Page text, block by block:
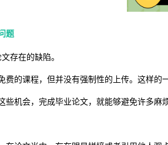
题
存在的缺陷。
费的课程，但并没有强制性的上传。这样的
些机会，完成毕业论文，就能够避免许多麻